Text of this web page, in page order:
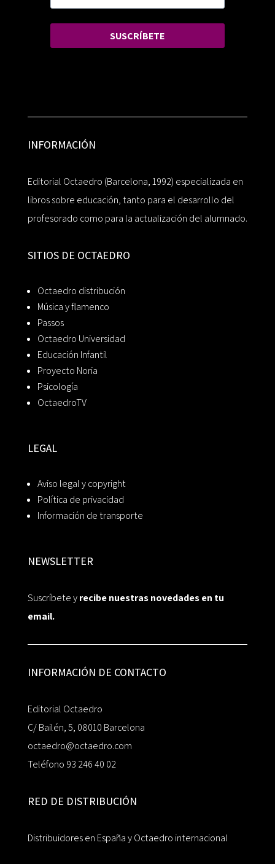
SUSCRÍBETE
INFORMACIÓN
Editorial Octaedro (Barcelona, 1992) especializada en
libros sobre educación, tanto para el desarrollo del
profesorado como para la actualización del alumnado.
SITIOS DE OCTAEDRO
Octaedro distribución
Música y flamenco
Passos
Octaedro Universidad
Educación Infantil
Proyecto Noria
Psicología
OctaedroTV
LEGAL
Aviso legal y copyright
Política de privacidad
Información de transporte
NEWSLETTER
Suscríbete yrecibe nuestras novedades en tu
email.
INFORMACIÓN DE CONTACTO
Editorial Octaedro
C/ Bailén, 5, 08010 Barcelona
octaedro@octaedro.com
Teléfono 93 246 40 02
RED DE DISTRIBUCIÓN
Distribuidores en España y Octaedro internacional